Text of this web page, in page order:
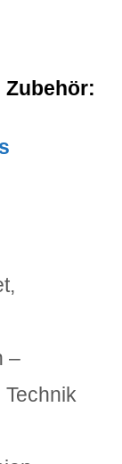
Zubehör:
,
–